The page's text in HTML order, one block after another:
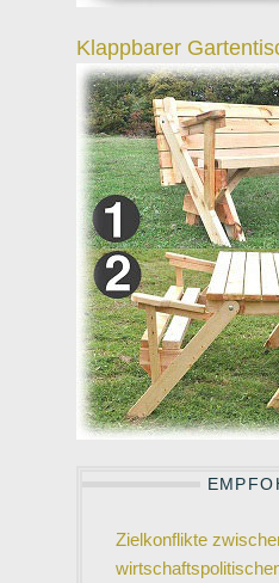
Klappbarer
Zielkonflikte